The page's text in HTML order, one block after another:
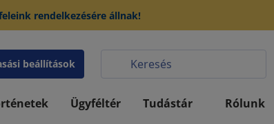
rendelkezésére állnak!
beállítások
Ügyféltér Tudástár Rólunk